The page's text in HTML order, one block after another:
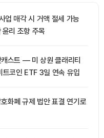
업 매각 시 거액 절세 가능
리 조항 주목
스트 — 미 상원 클래리티
코인 ETF 3일 연속 유입
화폐 규제 법안 표결 연기로